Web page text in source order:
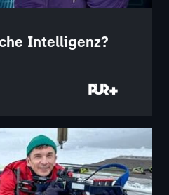
Intelligenz?